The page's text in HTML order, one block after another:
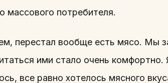
массового потребителя.
перестал вообще есть мясо. Мы
ими стало очень
все равно хотелось мясного